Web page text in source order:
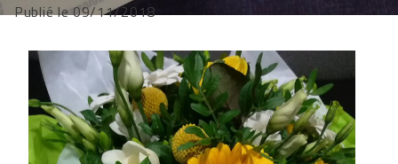
Publié le 09/11/2018